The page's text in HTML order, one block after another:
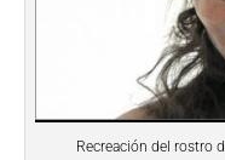
Recreación del rostro